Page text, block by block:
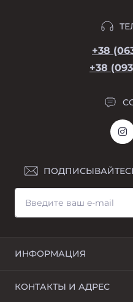
+38
+38
ИНФОРМАЦИЯ
О магазине
КОНТАКТЫ И АДРЕС